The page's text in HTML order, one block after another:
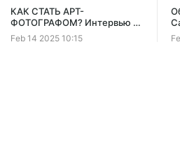
$6.6 per
Billed every 6
КАК СТАТЬ АРТ-
ФОТОГРАФОМ? Интервью с
Игорем Мальцевым
Feb 14 2025 10:15